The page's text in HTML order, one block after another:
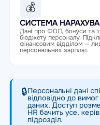
💰
СИСТЕМА
Дані про ФОП, бонуси та
бюджету персоналу.
фінансовим відділом —
персональних зарплат.
🔒Персональні дані
відповідно до
даних. Доступ
HR бачить усе,
підрозділ.